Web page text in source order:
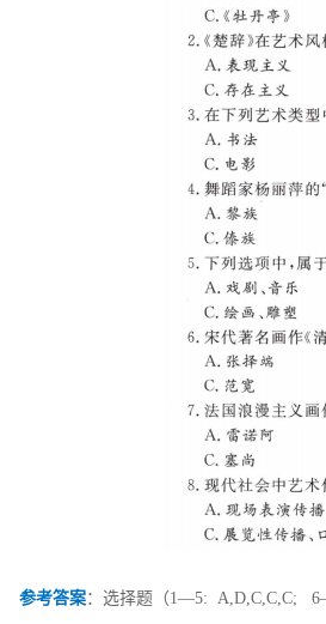
参考答案：选择题（1—5: A,D,C,C,C;